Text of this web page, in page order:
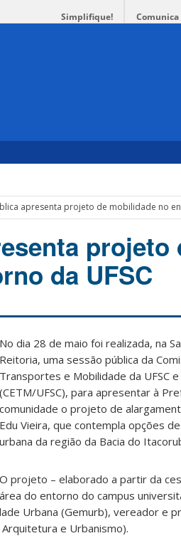
Simplifique! Comunica
apresenta projeto de mobilidade no
projeto
da UFSC
No dia 28 de maio foi realizada, na
Reitoria, uma sessão pública da
Transportes e Mobilidade da UFSC
(CETM/UFSC), para apresentar à
comunidade o projeto de
Edu Vieira, que contempla opções
urbana da região da Bacia do
O projeto – elaborado a partir da
área do entorno do campus
Urbana (Gemurb), vereador e
e Urbanismo).